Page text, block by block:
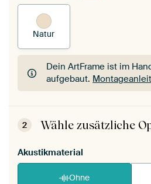
Natur
Dein ArtFrame ist im
aufgebaut.
Dein ArtFrame ist im
aufgebaut.
2 Wähle zusätzliche
Akustikmaterial
Ohne